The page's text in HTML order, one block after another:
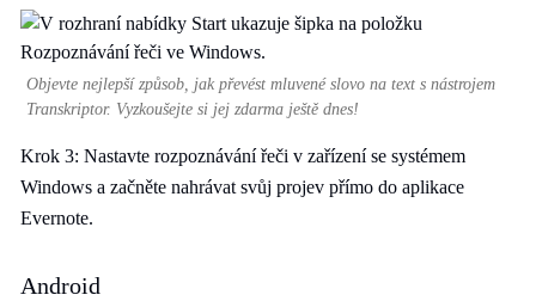
Objevte nejlepší způsob, jak převést mluvené slovo na text s nástrojem
Transkriptor. Vyzkoušejte si jej zdarma ještě dnes!
Krok 3: Nastavte rozpoznávání řeči v zařízení se systémem
Windows a začněte nahrávat svůj projev přímo do aplikace
Evernote.
Android